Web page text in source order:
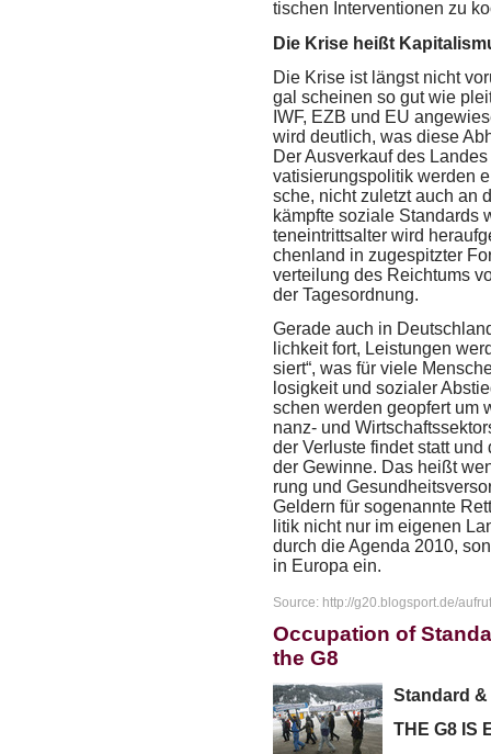
ti­schen In­ter­ven­tio­nen zu
Die Krise heißt
Die Krise ist längst nicht
gal schei­nen so gut wie
IWF, EZB und EU
wird deut­lich, was diese
Der Aus­ver­kauf des
va­ti­sie­rungs­po­li­tik wer­den
sche, nicht zu­letzt auch an
kämpf­te so­zia­le Stan­dards
ten­ein­tritts­al­ter wird
chen­land in zu­ge­spitz­ter
ver­tei­lung des Reich­tums
der Ta­ges­ord­nung.
Ge­ra­de auch in
lich­keit fort, Leis­tun­gen
siert“, was für viele
lo­sig­keit und so­zia­ler
schen wer­den ge­op­fert um
nanz-​ und
der Ver­lus­te fin­det statt
der Ge­win­ne. Das heißt
rung und
Gel­dern für so­ge­nann­te
li­tik nicht nur im ei­ge­nen
durch die Agen­da 2010,
in Eu­ro­pa ein.
Source: http://g20.blogsport.de/
Occupation of
the G8
Standard &
THE G8 IS